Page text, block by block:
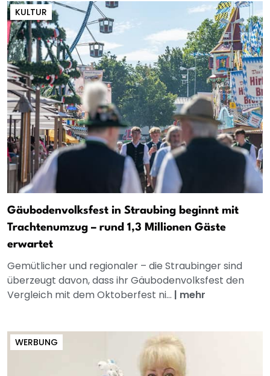
KULTUR
Gäubodenvolksfest in Straubing beginnt mit
Trachtenumzug – rund 1,3 Millionen Gäste
erwartet
Gemütlicher und regionaler – die Straubinger sind
überzeugt davon, dass ihr Gäubodenvolksfest den
Vergleich mit dem Oktoberfest ni... | mehr
WERBUNG